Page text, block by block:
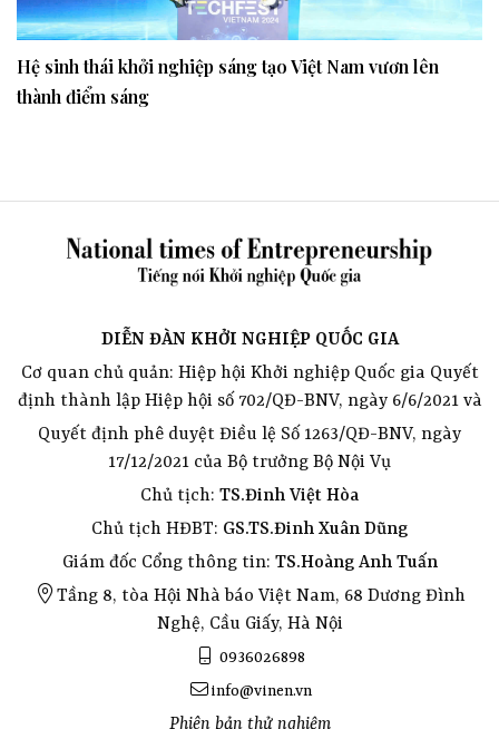
Hệ sinh thái khởi nghiệp sáng tạo Việt Nam vươn lên
thành điểm sáng
DIỄN ĐÀN KHỞI NGHIỆP QUỐC GIA
Cơ quan chủ quản: Hiệp hội Khởi nghiệp Quốc gia Quyết
định thành lập Hiệp hội số 702/QĐ-BNV, ngày 6/6/2021 và
Quyết định phê duyệt Điều lệ Số 1263/QĐ-BNV, ngày
17/12/2021 của Bộ trưởng Bộ Nội Vụ
Chủ tịch: TS.Đinh Việt Hòa
Chủ tịch HĐBT: GS.TS.Đinh Xuân Dũng
Giám đốc Cổng thông tin: TS.Hoàng Anh Tuấn
Tầng 8, tòa Hội Nhà báo Việt Nam, 68 Dương Đình
Nghệ, Cầu Giấy, Hà Nội
0936026898
info@vinen.vn
Phiên bản thử nghiệm